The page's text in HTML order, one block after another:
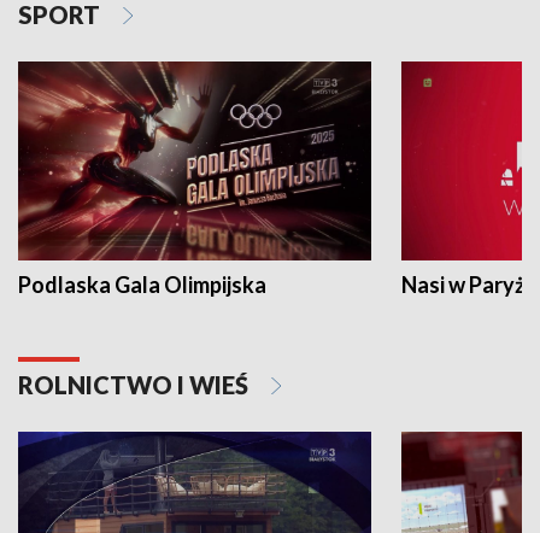
SPORT
Podlaska Gala Olimpijska Nasi w Paryżu
ROLNICTWO I WIEŚ